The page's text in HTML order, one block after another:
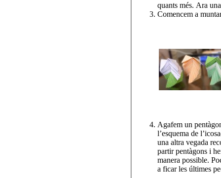
quants més. Ara
Comencem a
Agafem un
l’esquema de
una altra vegada
partir pentàgons i
manera possible.
a ficar les últimes